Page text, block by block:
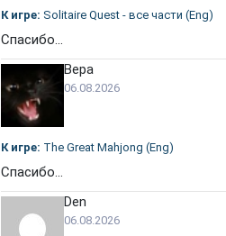
К игре: Solitaire Quest - все части (Eng)
Спасибо...
Вера
06.08.2026
К игре: The Great Mahjong (Eng)
Спасибо...
Den
06.08.2026